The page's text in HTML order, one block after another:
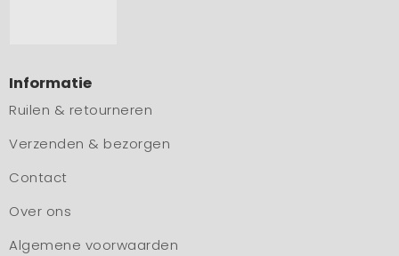
Informatie
Ruilen & retourneren
Verzenden & bezorgen
Contact
Over ons
Algemene voorwaarden